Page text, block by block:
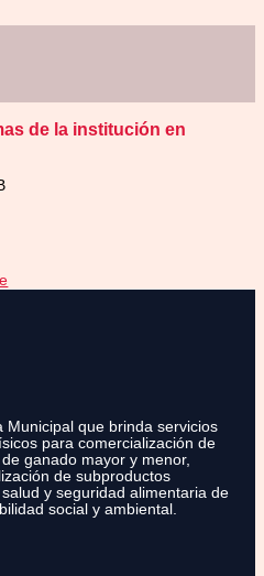
de la institución en
Municipal que brinda servicios
para comercialización de
ganado mayor y menor,
de subproductos
y seguridad alimentaria de
social y ambiental.